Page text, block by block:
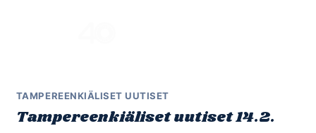
TAMPEREENKIÄLISET UUTISET
Tampereenkiäliset uutiset 14.2.